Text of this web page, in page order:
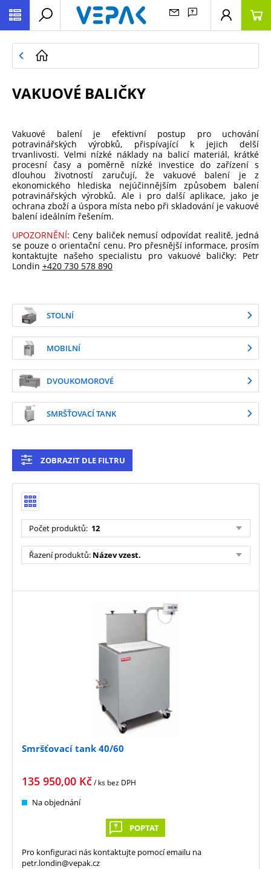
VAKUOVÉ BALIČKY
Vakuové balení je efektivní postup pro uchování
potravinářských výrobků, přispívající k jejich delší
trvanlivosti. Velmi nízké náklady na balicí materiál, krátké
procesní časy a poměrně nízké investice do zařízení s
dlouhou životností zaručují, že vakuové balení je z
ekonomického hlediska nejúčinnějším způsobem balení
potravinářských výrobků. Ale i pro další aplikace, jako je
ochrana zboží a úspora místa nebo při skladování je vakuové
balení ideálním řešením.
UPOZORNĚNÍ: Ceny baliček nemusí odpovídat realitě, jedná
se pouze o orientační cenu. Pro přesnější informace, prosím
kontaktujte našeho specialistu pro vakuové baličky: Petr
Londin +420 730 578 890
STOLNÍ
MOBILNÍ
DVOUKOMOROVÉ
SMRŠŤOVACÍ TANK
ZOBRAZIT DLE FILTRU
Počet produktů: 12
Řazení produktů: Název vzest.
Smršťovací tank 40/60
135 950,00 Kč/ ks bez DPH
Na objednání
POPTAT
Pro konfiguraci nás kontaktujte pomocí emailu na
petr.londin@vepak.cz